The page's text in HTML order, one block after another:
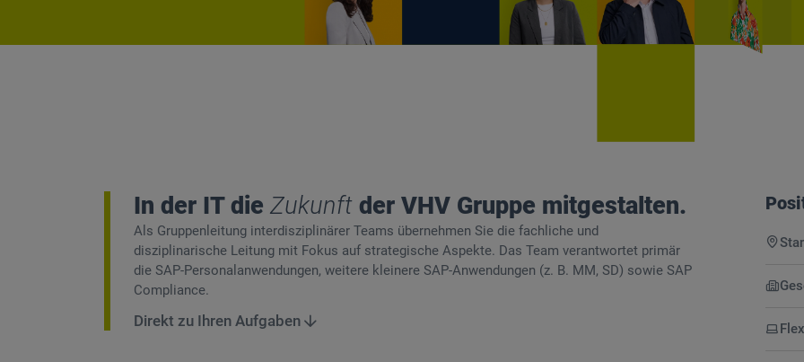
In der IT dieZukunftder VHV Gruppe mitgestalten.
Als Gruppenleitung interdisziplinärer Teams übernehmen Sie die fachliche und
disziplinarische Leitung mit Fokus auf strategische Aspekte. Das Team verantwortet primär
die SAP-Personalanwendungen, weitere kleinere SAP-Anwendungen (z. B. MM, SD) sowie SAP
Compliance.
Direkt zu Ihren AufgabenDirekt zu Ihren Aufgaben